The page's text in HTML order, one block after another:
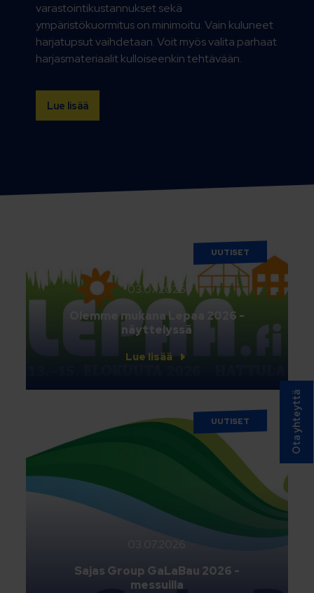
varastointikustannukset sekä
ympäristökuormitus on minimoitu. Vain kuluneet
harjatupsut vaihdetaan. Voit myös valita parhaat
harjasmateriaalit kulloiseenkin tehtävään.
Lue lisää
UUTISET
03.07.2026
Olemme mukana Lepaa 2026 -
näyttelyssä
Lue lisää
UUTISET
03.07.2026
Sajas Group GaLaBau 2026 -
messuilla
Ota yhteyttä